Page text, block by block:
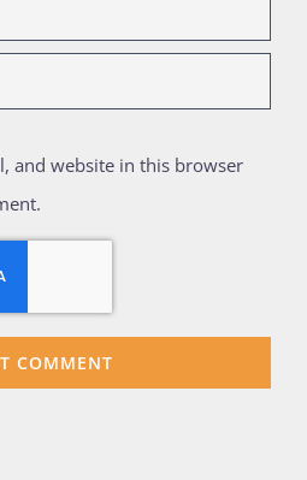
and website in this browser